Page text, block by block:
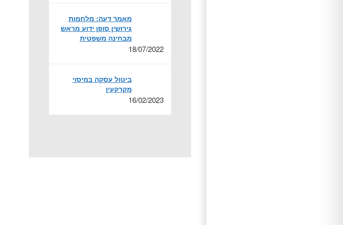
מאמר דעה: מלחמות
גירושין סופן ידוע מראש
מבחינה משפטית
18/07/2022
ביטול עסקה במיסוי
מקרקעין
16/02/2023